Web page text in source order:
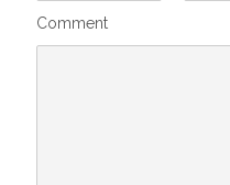
Comment